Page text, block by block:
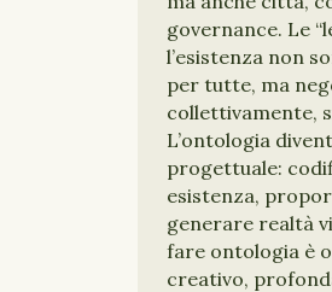
governance. Le
l’esistenza non
per tutte, ma
collettivamente,
L’ontologia
progettuale:
esistenza,
generare realtà
fare ontologia è
creativo,